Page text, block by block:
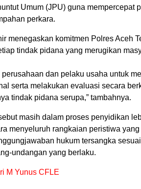
Umum (JPU) guna mempercepat
perkara.
menegaskan komitmen Polres Aceh
tindak pidana yang merugikan
perusahaan dan pelaku usaha untuk
serta melakukan evaluasi secara
tindak pidana serupa,” tambahnya.
masih dalam proses penyidikan
menyeluruh rangkaian peristiwa yang
hukum tersangka
undangan yang berlaku.
M Yunus CFLE